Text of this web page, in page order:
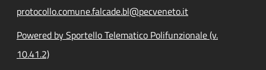
protocollo.comune.falcade.bl@pecveneto.it
Powered by Sportello Telematico Polifunzionale (v.
10.41.2)